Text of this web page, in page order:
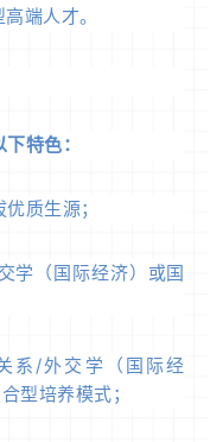
端人才。
特色：
质生源；
学（国际经济）或国
系/外交学（国际经
型培养模式；